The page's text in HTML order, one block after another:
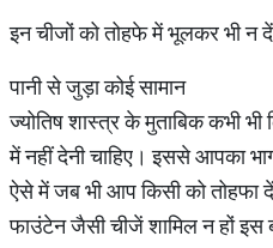
इन चीजों को तोहफे में भूलकर भी न दें
पानी से जुड़ा कोई सामान
ज्योतिष शास्त्र के मुताबिक कभी
में नहीं देनी चाहिए। इससे आपका
ऐसे में जब भी आप किसी को तोहफा
फाउंटेन जैसी चीजें शामिल न हों इस